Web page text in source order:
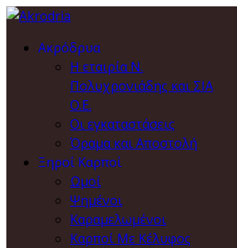
Ακρόδρυα
Η εταιρία Ν.
Πολυχρονιάδης και ΣΙΑ
Ο.Ε.
Οι εγκαταστάσεις
Όραμα και Αποστολή
Ξηροί Καρποί
Ωμοί
Ψημένοι
Καραμελωμένοι
Καρποί Με Κέλυφος